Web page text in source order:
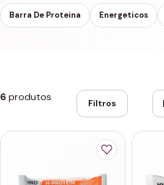
Barra De Proteina Energeticos
6produtos Filtros